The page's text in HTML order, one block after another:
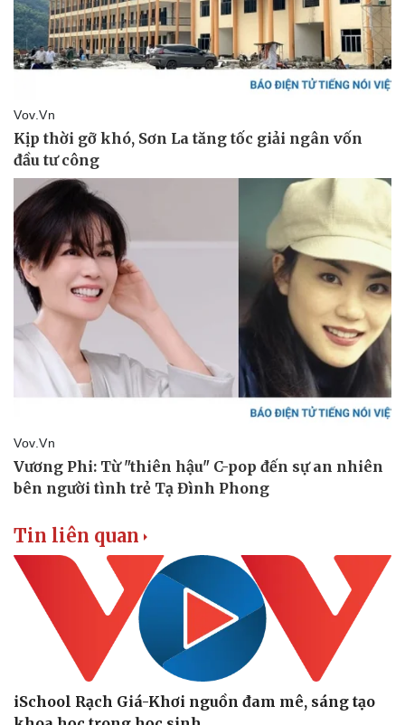
Tin nóng
Tư vấn luật
Quân sự - Quốc
Phân tích
Tin liên quan
iSchool Rạch Giá-Khơi nguồn đam mê, sáng tạo